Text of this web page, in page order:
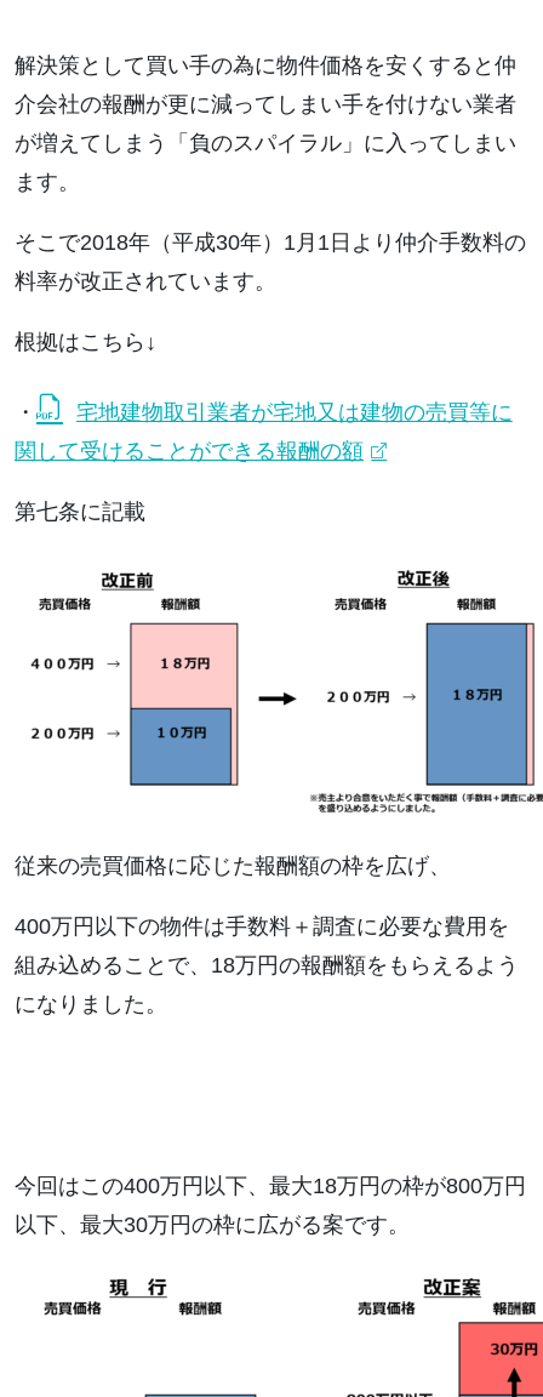
解決策として買い手の為に物件価格を安くすると仲
介会社の報酬が更に減ってしまい手を付けない業者
が増えてしまう「負のスパイラル」に入ってしまい
ます。
そこで2018年（平成30年）1月1日より仲介手数料の
料率が改正されています。
根拠はこちら↓
・
宅地建物取引業者が宅地又は建物の売買等に
関して受けることができる報酬の額
第七条に記載
従来の売買価格に応じた報酬額の枠を広げ、
400万円以下の物件は手数料＋調査に必要な費用を
組み込めることで、18万円の報酬額をもらえるよう
になりました。
今回はこの400万円以下、最大18万円の枠が800万円
以下、最大30万円の枠に広がる案です。